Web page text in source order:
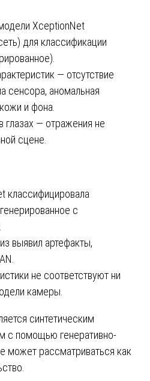
XceptionNet
для классификации
— отсутствие
сенсора, аномальная
и фона.
глазах — отражения не
сцене.
классифицировала
с
выявил артефакты,
не соответствуют ни
камеры.
синтетическим
с помощью генеративно-
может рассматриваться как